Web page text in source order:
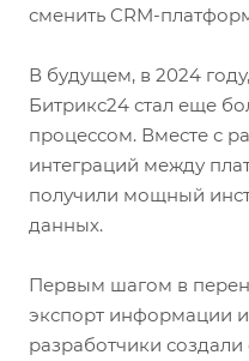
сменить CRM-
В будущем, в 2024
Битрикс24 стал еще
процессом. Вместе с
интеграций между
получили мощный
данных.
Первым шагом в
экспорт информации
разработчики